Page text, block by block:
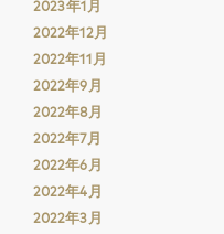
2023年1月
2022年12月
2022年11月
2022年9月
2022年8月
2022年7月
2022年6月
2022年4月
2022年3月